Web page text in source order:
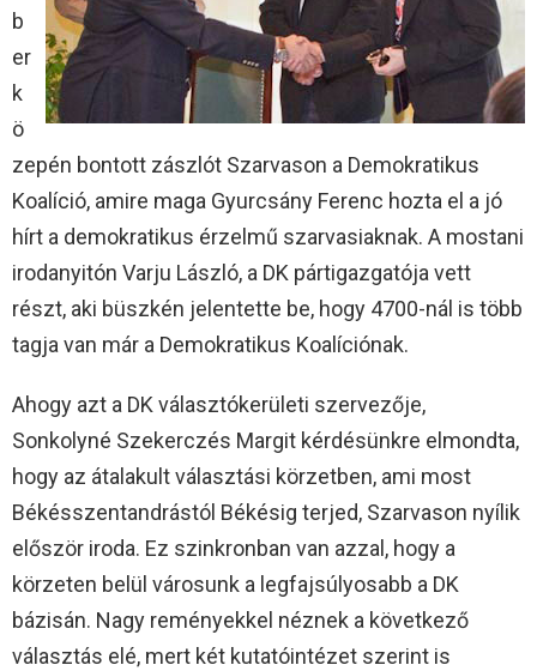
b
er
k
ö
zepén bontott zászlót Szarvason a Demokratikus
Koalíció, amire maga Gyurcsány Ferenc hozta el a jó
hírt a demokratikus érzelmű szarvasiaknak. A mostani
irodanyitón Varju László, a DK pártigazgatója vett
részt, aki büszkén jelentette be, hogy 4700-nál is több
tagja van már a Demokratikus Koalíciónak.
Ahogy azt a DK választókerületi szervezője,
Sonkolyné Szekerczés Margit kérdésünkre elmondta,
hogy az átalakult választási körzetben, ami most
Békésszentandrástól Békésig terjed, Szarvason nyílik
először iroda. Ez szinkronban van azzal, hogy a
körzeten belül városunk a legfajsúlyosabb a DK
bázisán. Nagy reményekkel néznek a következő
választás elé, mert két kutatóintézet szerint is